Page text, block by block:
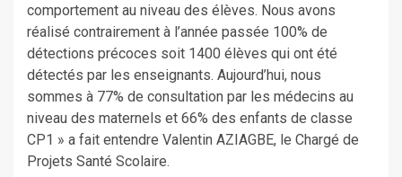
comportement au niveau des élèves. Nous avons
réalisé contrairement à l’année passée 100% de
détections précoces soit 1400 élèves qui ont été
détectés par les enseignants. Aujourd’hui, nous
sommes à 77% de consultation par les médecins au
niveau des maternels et 66% des enfants de classe
CP1 » a fait entendre Valentin AZIAGBE, le Chargé de
Projets Santé Scolaire.